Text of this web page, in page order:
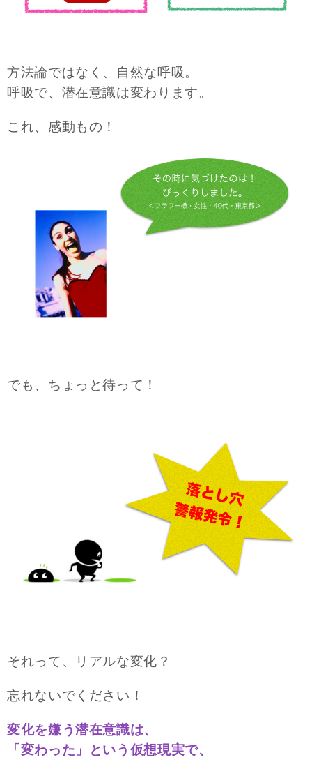
方法論ではなく、自然な呼吸。
呼吸で、潜在意識は変わります。
これ、感動もの！
でも、ちょっと待って！
それって、リアルな変化？
忘れないでください！
変化を嫌う潜在意識は、
「変わった」という仮想現実で、